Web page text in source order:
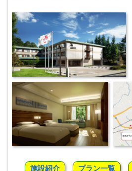
施設紹介 プラン一覧